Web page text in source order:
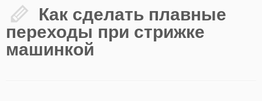
Как сделать плавные
переходы при стрижке
машинкой